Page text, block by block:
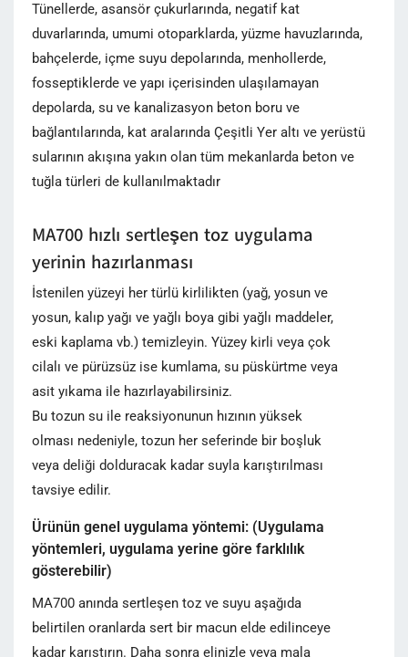
Tünellerde, asansör çukurlarında, negatif kat
duvarlarında, umumi otoparklarda, yüzme havuzlarında,
bahçelerde, içme suyu depolarında, menhollerde,
fosseptiklerde ve yapı içerisinden ulaşılamayan
depolarda, su ve kanalizasyon beton boru ve
bağlantılarında, kat aralarında Çeşitli Yer altı ve yerüstü
sularının akışına yakın olan tüm mekanlarda beton ve
tuğla türleri de kullanılmaktadır
MA700 hızlı sertleşen toz uygulama
yerinin hazırlanması
İstenilen yüzeyi her türlü kirlilikten (yağ, yosun ve
yosun, kalıp yağı ve yağlı boya gibi yağlı maddeler,
eski kaplama vb.) temizleyin. Yüzey kirli veya çok
cilalı ve pürüzsüz ise kumlama, su püskürtme veya
asit yıkama ile hazırlayabilirsiniz.
Bu tozun su ile reaksiyonunun hızının yüksek
olması nedeniyle, tozun her seferinde bir boşluk
veya deliği dolduracak kadar suyla karıştırılması
tavsiye edilir.
Ürünün genel uygulama yöntemi: (Uygulama
yöntemleri, uygulama yerine göre farklılık
gösterebilir)
MA700 anında sertleşen toz ve suyu aşağıda
belirtilen oranlarda sert bir macun elde edilinceye
kadar karıştırın. Daha sonra elinizle veya mala